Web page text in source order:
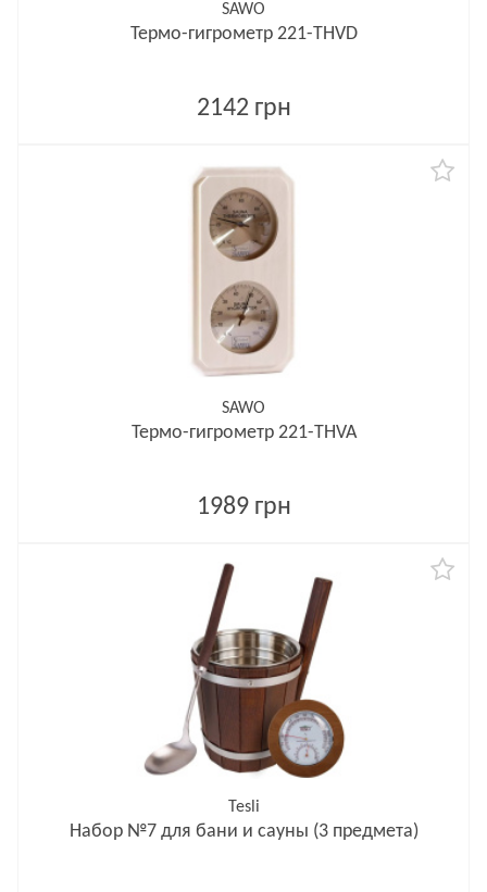
SAWO
Термо-гигрометр 221-THVD
2142 грн
SAWO
Термо-гигрометр 221-THVA
1989 грн
Tesli
Набор №7 для бани и сауны (3 предмета)